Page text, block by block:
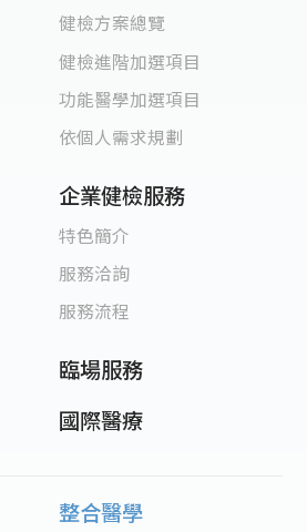
健檢方案總覽
健檢進階加選項目
功能醫學加選項目
依個人需求規劃
企業健檢服務
特色簡介
服務洽詢
服務流程
臨場服務
國際醫療
整合醫學